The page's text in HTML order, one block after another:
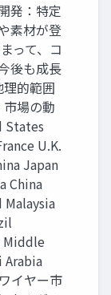
発：特定
素材が登
って、コ
後も成長
的範囲
場の動
States
U.K.
Japan
China
Middle
Arabia
イヤー市